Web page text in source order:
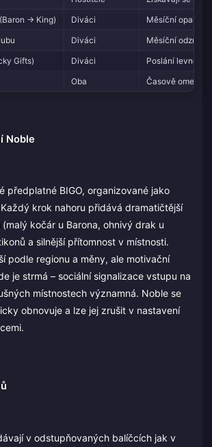
→ King)
Diváci
Měsíční
Diváci
Měsíční odznak
Gifts)
Diváci
Poslání levného
Oba Časově
Noble
předplatné BIGO, organizované jako
krok nahoru přidává dramatičtější
kočár u Barona, ohnivý drak u
a silnější přítomnost v místnosti.
podle regionu a měny, ale motivační
je strmá – sociální signalizace vstupu na
místnostech významná. Noble se
obnovuje a lze jej zrušit v nastavení
v odstupňovaných balíčcích jak v